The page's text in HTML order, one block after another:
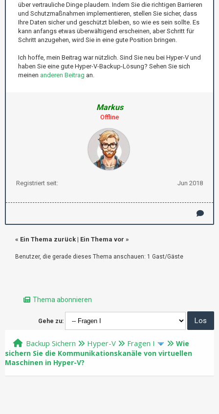
über vertrauliche Dinge plaudern. Indem Sie die richtigen Barrieren
und Schutzmaßnahmen implementieren, stellen Sie sicher, dass
Ihre Daten sicher und geschützt bleiben, so wie es sein sollte. Es
kann anfangs etwas überwältigend erscheinen, aber Schritt für
Schritt anzugehen, wird Sie in eine gute Position bringen.
Ich hoffe, mein Beitrag war nützlich. Sind Sie neu bei Hyper-V und
haben Sie eine gute Hyper-V-Backup-Lösung? Sehen Sie sich
meinen anderen Beitrag an.
Markus
Offline
Registriert seit: Jun 2018
« Ein Thema zurück | Ein Thema vor »
Benutzer, die gerade dieses Thema anschauen: 1 Gast/Gäste
Thema abonnieren
Gehe zu:
Backup Sichern Hyper-V Fragen I
Wie
sichern Sie die Kommunikationskanäle von virtuellen
Maschinen in Hyper-V?